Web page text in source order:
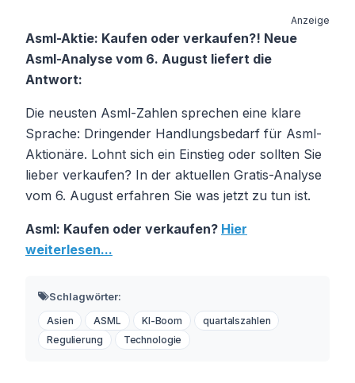
Anzeige
Asml-Aktie: Kaufen oder verkaufen?! Neue
Asml-Analyse vom 6. August liefert die
Antwort:
Die neusten Asml-Zahlen sprechen eine klare
Sprache: Dringender Handlungsbedarf für Asml-
Aktionäre. Lohnt sich ein Einstieg oder sollten Sie
lieber verkaufen? In der aktuellen Gratis-Analyse
vom 6. August erfahren Sie was jetzt zu tun ist.
Asml: Kaufen oder verkaufen? Hier
weiterlesen...
Schlagwörter:
Asien ASML KI-Boom
quartalszahlen
Regulierung
Technologie